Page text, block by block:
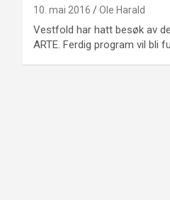
10. mai 2016 Ole Harald
Vestfold har hatt besøk av
ARTE. Ferdig program vil bli